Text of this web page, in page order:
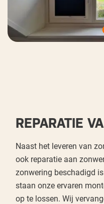
REPARATIE
Naast het leveren van
ook reparatie aan
zonwering beschadigd
staan onze ervaren
op te lossen. Wij